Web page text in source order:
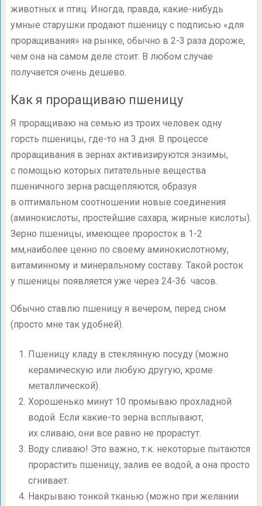
животных и птиц. Иногда, правда, какие-нибудь
умные старушки продают пшеницу с подписью «для
проращивания» на рынке, обычно в 2-3 раза дороже,
чем она на самом деле стоит. В любом случае
получается очень дешево.
Как я проращиваю пшеницу
Я проращиваю на семью из троих человек одну
горсть пшеницы, где-то на 3 дня. В процессе
проращивания в зернах активизируются энзимы,
с помощью которых питательные вещества
пшеничного зерна расщепляются, образуя
в оптимальном соотношении новые соединения
(аминокислоты, простейшие сахара, жирные кислоты).
Зерно пшеницы, имеющее проросток в 1-2
мм,наиболее ценно по своему аминокислотному,
витаминному и минеральному составу. Такой росток
у пшеницы появляется уже через 24-36 часов.
Обычно ставлю пшеницу я вечером, перед сном
(просто мне так удобней).
Пшеницу кладу в стеклянную посуду (можно
керамическую или любую другую, кроме
металлической).
Хорошенько минут 10 промываю прохладной
водой. Если какие-то зерна всплывают,
их сливаю, они все равно не прорастут.
Воду сливаю! Это важно, т.к. некоторые пытаются
прорастить пшеницу, залив ее водой, а она просто
сгнивает.
Накрываю тонкой тканью (можно при желании